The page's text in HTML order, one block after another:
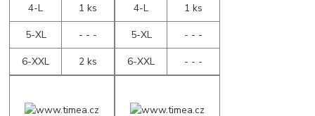
4-L
1 ks
5-XL
- - -
6-XXL
2 ks
4-L
1 ks
5-XL
- - -
6-XXL
- - -